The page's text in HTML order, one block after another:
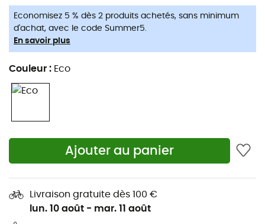
Economisez 5 % dès 2 produits achetés, sans minimum
d'achat, avec le code Summer5.
En savoir plus
Couleur : Eco
Ajouter au panier
Livraison gratuite dès 100 €
lun. 10 août - mar. 11 août
Fermeture Screw
Climb Green
Forme du mousqueton Offset D
Bulletproof
Charge verticale maximale 27kN
Charge maximale en ouverture 8kN
Largeur 60mm